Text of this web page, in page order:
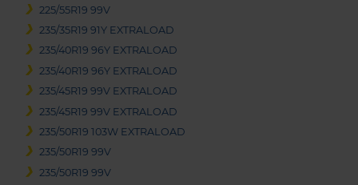
225/55R19 99V
235/35R19 91Y EXTRALOAD
235/40R19 96Y EXTRALOAD
235/40R19 96Y EXTRALOAD
235/45R19 99V EXTRALOAD
235/45R19 99V EXTRALOAD
235/50R19 103W EXTRALOAD
235/50R19 99V
235/50R19 99V